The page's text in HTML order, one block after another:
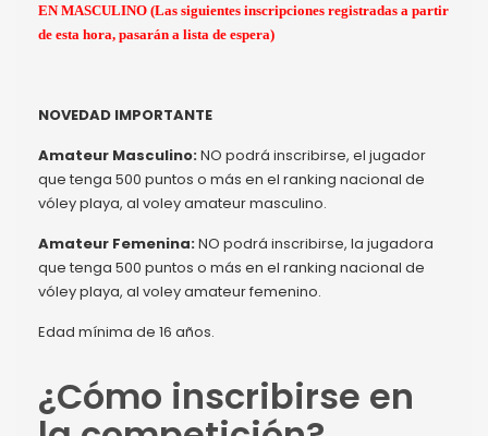
EN MASCULINO (Las siguientes inscripciones registradas a partir
de esta hora, pasarán a lista de espera)
NOVEDAD IMPORTANTE
Amateur Masculino:NO podrá inscribirse, el jugador
que tenga 500 puntos o más en el ranking nacional de
vóley playa, al voley amateur masculino.
Amateur Femenina:NO podrá inscribirse, la jugadora
que tenga 500 puntos o más en el ranking nacional de
vóley playa, al voley amateur femenino.
Edad mínima de 16 años.
¿Cómo inscribirse en